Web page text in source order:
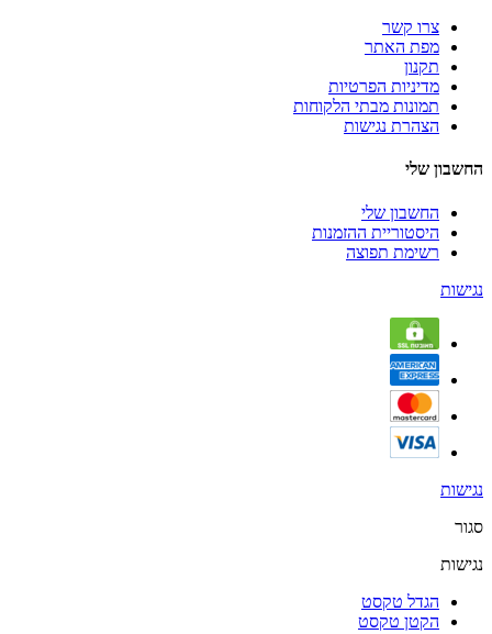
צרו קשר
מפת האתר
תקנון
מדיניות הפרטיות
תמונות מבתי הלקוחות
הצהרת נגישות
החשבון שלי
החשבון שלי
היסטוריית ההזמנות
רשימת תפוצה
נגישות
נגישות
סגור
נגישות
הגדל טקסט
הקטן טקסט